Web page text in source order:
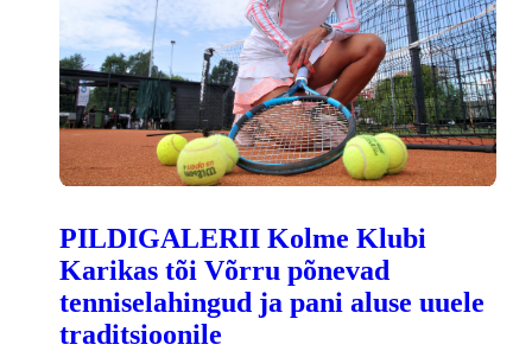
PILDIGALERII Kolme Klubi
Karikas tõi Võrru põnevad
tenniselahingud ja pani aluse uuele
traditsioonile